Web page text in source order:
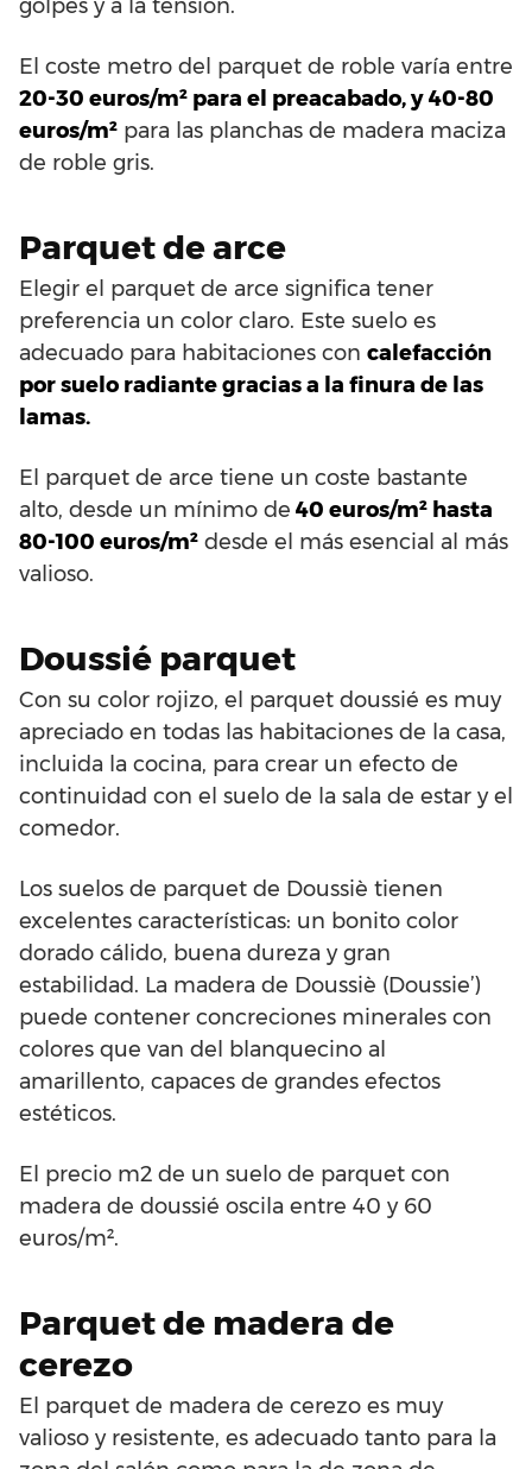
golpes y a la tensión.
El coste metro del parquet de roble varía entre
20-30 euros/m² para el preacabado, y 40-80
euros/m² para las planchas de madera maciza
de roble gris.
Parquet de arce
Elegir el parquet de arce significa tener
preferencia un color claro. Este suelo es
adecuado para habitaciones con calefacción
por suelo radiante gracias a la finura de las
lamas.
El parquet de arce tiene un coste bastante
alto, desde un mínimo de 40 euros/m² hasta
80-100 euros/m² desde el más esencial al más
valioso.
Doussié parquet
Con su color rojizo, el parquet doussié es muy
apreciado en todas las habitaciones de la casa,
incluida la cocina, para crear un efecto de
continuidad con el suelo de la sala de estar y el
comedor.
Los suelos de parquet de Doussiè tienen
excelentes características: un bonito color
dorado cálido, buena dureza y gran
estabilidad. La madera de Doussiè (Doussie’)
puede contener concreciones minerales con
colores que van del blanquecino al
amarillento, capaces de grandes efectos
estéticos.
El precio m2 de un suelo de parquet con
madera de doussié oscila entre 40 y 60
euros/m².
Parquet de madera de
cerezo
El parquet de madera de cerezo es muy
valioso y resistente, es adecuado tanto para la